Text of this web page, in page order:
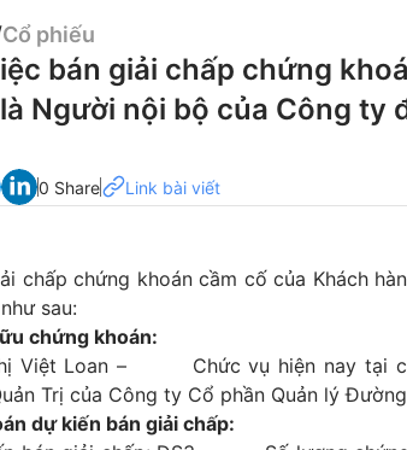
Cổ phiếu
bán giải chấp chứng
Người nội bộ của Công ty
0 Share Link bài viết
chấp chứng khoán cầm cố của Khách
sau:
chứng khoán:
Loan – Chức vụ hiện nay tại
Trị của Công ty Cổ phần Quản lý
dự kiến bán giải chấp: